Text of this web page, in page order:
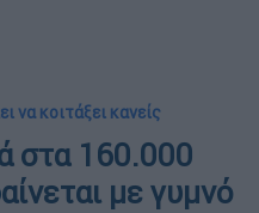
να κοιτάξει κανείς
στα 160.000
με γυμνό